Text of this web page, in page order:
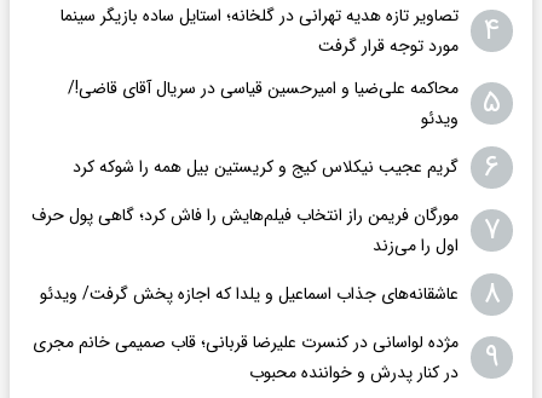
۴
تصاویر تازه هدیه تهرانی در گلخانه؛ استایل ساده بازیگر سینما
مورد توجه قرار گرفت
۵
محاکمه علی‌ضیا و امیرحسین قیاسی در سریال آقای قاضی!/
ویدئو
۶ گریم عجیب نیکلاس کیج و کریستین بیل همه را شوکه کرد
۷
مورگان فریمن راز انتخاب فیلم‌هایش را فاش کرد؛ گاهی پول حرف
اول را می‌زند
۸ عاشقانه‌های جذاب اسماعیل و یلدا که اجازه پخش گرفت/ ویدئو
۹
مژده لواسانی در کنسرت علیرضا قربانی؛ قاب صمیمی خانم مجری
در کنار پدرش و خواننده محبوب